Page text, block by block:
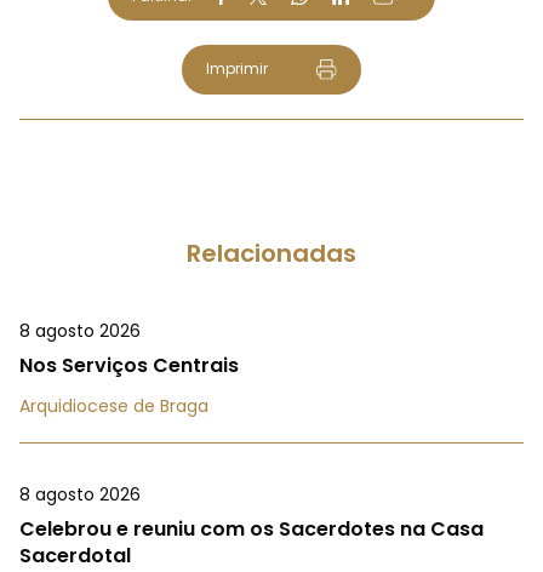
Imprimir
Relacionadas
8 agosto 2026
Nos Serviços Centrais
Arquidiocese de Braga
8 agosto 2026
Celebrou e reuniu com os Sacerdotes na Casa
Sacerdotal